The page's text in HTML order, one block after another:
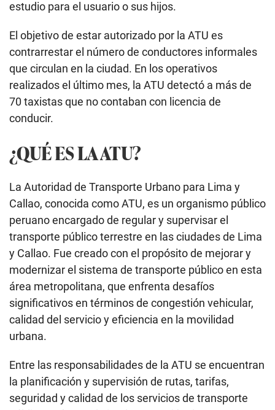
estudio para el usuario o sus hijos.
El objetivo de estar autorizado por la ATU es
contrarrestar el número de conductores informales
que circulan en la ciudad. En los operativos
realizados el último mes, la ATU detectó a más de
70 taxistas que no contaban con licencia de
conducir.
¿QUÉ ES LA ATU?
La Autoridad de Transporte Urbano para Lima y
Callao, conocida como ATU, es un organismo público
peruano encargado de regular y supervisar el
transporte público terrestre en las ciudades de Lima
y Callao. Fue creado con el propósito de mejorar y
modernizar el sistema de transporte público en esta
área metropolitana, que enfrenta desafíos
significativos en términos de congestión vehicular,
calidad del servicio y eficiencia en la movilidad
urbana.
Entre las responsabilidades de la ATU se encuentran
la planificación y supervisión de rutas, tarifas,
seguridad y calidad de los servicios de transporte